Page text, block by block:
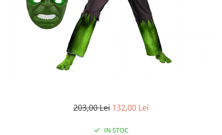
Topor camping
Seturi de cutite & accesorii
vanatoare si tactice
BINOCLURI & LUNETE
Prastii profesionale de vanatoare
Rucsacuri si huse
ARTICOLE SUPORTERI203,00 Lei 132,00 Lei
IN STOC